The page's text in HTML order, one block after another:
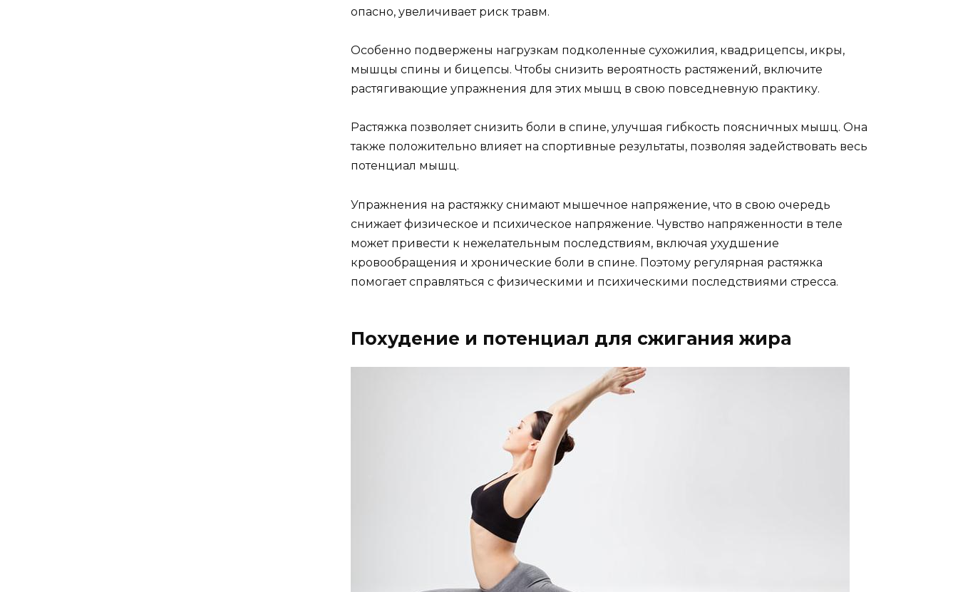
опасно, увеличивает риск травм.
Особенно подвержены нагрузкам подколенные сухожилия, квадрицепсы, икры,
мышцы спины и бицепсы. Чтобы снизить вероятность растяжений, включите
растягивающие упражнения для этих мышц в свою повседневную практику.
Растяжка позволяет снизить боли в спине, улучшая гибкость поясничных мышц. Она
также положительно влияет на спортивные результаты, позволяя задействовать весь
потенциал мышц.
Упражнения на растяжку снимают мышечное напряжение, что в свою очередь
снижает физическое и психическое напряжение. Чувство напряженности в теле
может привести к нежелательным последствиям, включая ухудшение
кровообращения и хронические боли в спине. Поэтому регулярная растяжка
помогает справляться с физическими и психическими последствиями стресса.
Похудение и потенциал для сжигания жира